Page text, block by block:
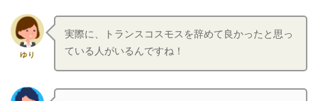
ゆり
実際に、トランスコスモスを辞めて良かったと思っ
ている人がいるんですね！